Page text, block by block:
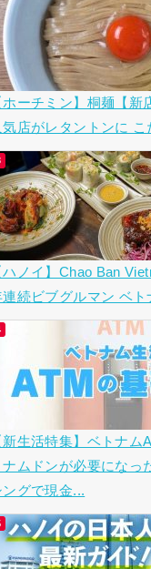
ホーチミン】桐麺【新
気店がレタントンに
ハノイ】Chao Ban
連続ビブグルマン ベト
新生活特集】ベトナム
ナムドンが必要になっ
ングで現金...